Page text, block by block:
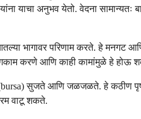
याचा अनुभव येतो. वेदना
परिणाम करते. हे मनगट आणि
करणे आणि काही कामांमुळे हे होऊ
सुजते आणि जळजळते. हे कठीण
वाटू शकते.